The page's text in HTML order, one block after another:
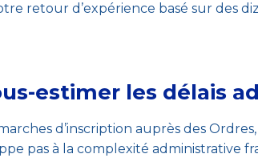
retour d’expérience basé sur des
estimer les délais
d’inscription auprès des
pas à la complexité administrative